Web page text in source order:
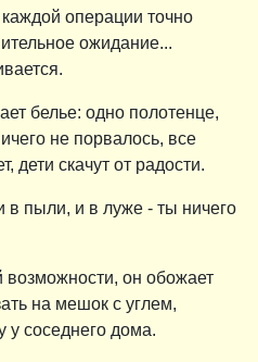
операции точно
ожидание...
белье: одно полотенце,
не порвалось, все
дети скачут от радости.
в пыли, и в луже - ты ничего
возможности, он обожает
на мешок с углем,
соседнего дома.